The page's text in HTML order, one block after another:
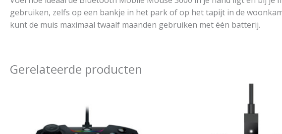
gebruiken, zelfs op een bankje in het park of op het tapijt in de
kunt de muis maximaal twaalf maanden gebruiken met één batterij.
Gerelateerde producten